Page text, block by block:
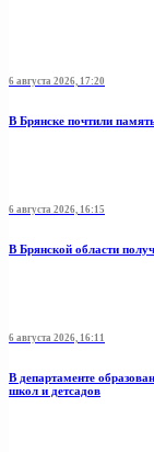
6 августа 2026, 17:20
В Брянске почтили
6 августа 2026, 16:15
В Брянской области
6 августа 2026, 16:11
В департаменте
школ и детсадов